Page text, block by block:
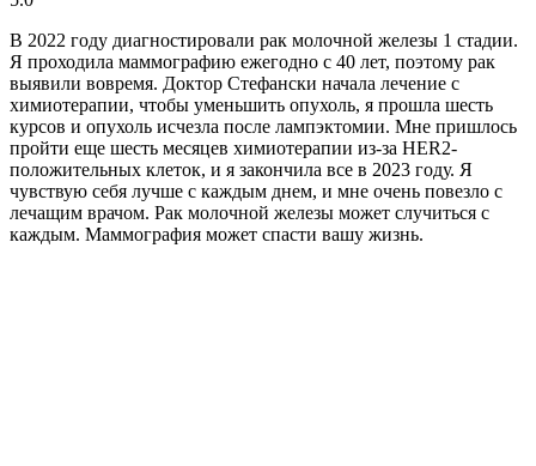
В 2022 году диагностировали рак молочной железы 1 стадии.
Я проходила маммографию ежегодно с 40 лет, поэтому рак
выявили вовремя. Доктор Стефански начала лечение с
химиотерапии, чтобы уменьшить опухоль, я прошла шесть
курсов и опухоль исчезла после лампэктомии. Мне пришлось
пройти еще шесть месяцев химиотерапии из-за HER2-
положительных клеток, и я закончила все в 2023 году. Я
чувствую себя лучше с каждым днем, и мне очень повезло с
лечащим врачом. Рак молочной железы может случиться с
каждым. Маммография может спасти вашу жизнь.